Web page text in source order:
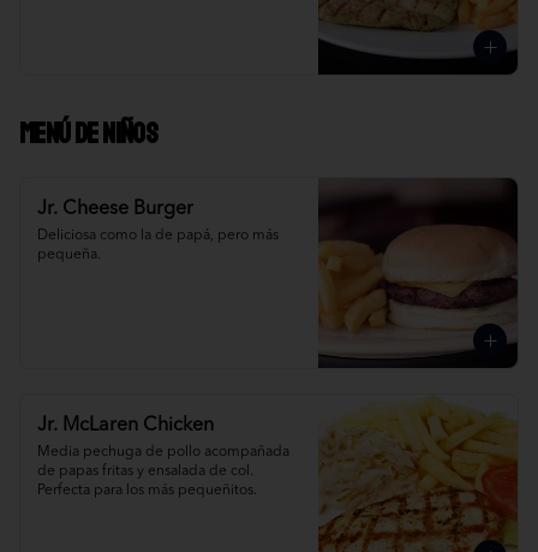
Menú de niños
Jr. Cheese Burger
Deliciosa como la de papá, pero más
pequeña.
Jr. McLaren Chicken
Media pechuga de pollo acompañada
de papas fritas y ensalada de col.
Perfecta para los más pequeñitos.